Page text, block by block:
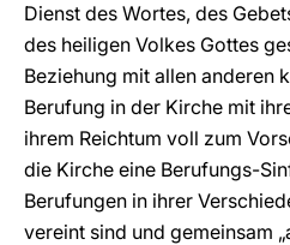
Dienst des Wortes, des
des heiligen Volkes Gottes
Beziehung mit allen anderen
Berufung in der Kirche mit
ihrem Reichtum voll zum
die Kirche eine Berufungs-
Berufungen in ihrer
vereint sind und gemeinsam